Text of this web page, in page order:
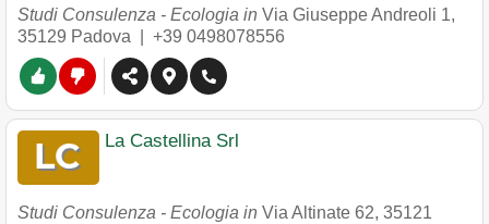
Studi Consulenza - Ecologia in Via Giuseppe Andreoli 1,
35129 Padova +39 0498078556
La Castellina Srl
Studi Consulenza - Ecologia in Via Altinate 62, 35121